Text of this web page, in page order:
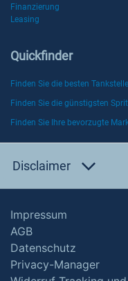
Finanzierung
Leasing
Quickfinder
Finden Sie die besten
Finden Sie die günstigsten
Finden Sie Ihre bevorzugte
Disclaimer
Impressum
AGB
Datenschutz
Privacy-Manager